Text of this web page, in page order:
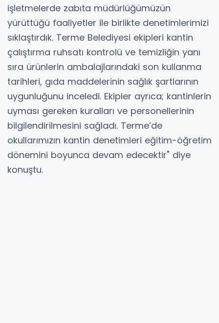
işletmelerde zabıta müdürlüğümüzün
yürüttüğü faaliyetler ile birlikte denetimlerimizi
sıklaştırdık. Terme Belediyesi ekipleri kantin
çalıştırma ruhsatı kontrolü ve temizliğin yanı
sıra ürünlerin ambalajlarındaki son kullanma
tarihleri, gıda maddelerinin sağlık şartlarının
uygunluğunu inceledi. Ekipler ayrıca; kantinlerin
uyması gereken kuralları ve personellerinin
bilgilendirilmesini sağladı. Terme’de
okullarımızın kantin denetimleri eğitim-öğretim
dönemini boyunca devam edecektir" diye
konuştu.